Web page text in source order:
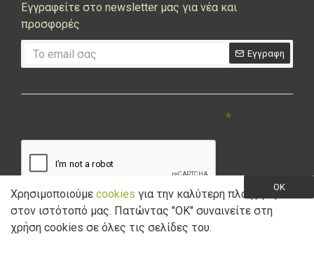
Εγγραφείτε στο newsletter μας για νέα και
προσφορές
Εγγραφη
Έχω διαβάσει και αποδέχομαι την Πολιτική Απορρήτου
OK
Χρησιμοποιούμε cookies για την καλύτερη πλοήγηση
στον ιστότοπό μας. Πατώντας "ΟK" συναινείτε στη
χρήση cookies σε όλες τις σελίδες του.